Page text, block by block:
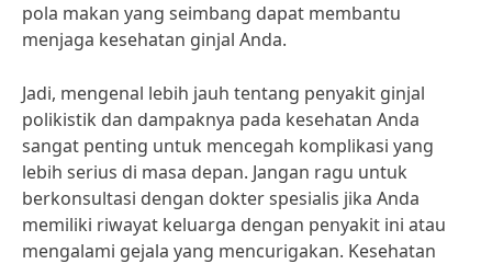
pola makan yang seimbang dapat membantu
menjaga kesehatan ginjal Anda.
Jadi, mengenal lebih jauh tentang penyakit ginjal
polikistik dan dampaknya pada kesehatan Anda
sangat penting untuk mencegah komplikasi yang
lebih serius di masa depan. Jangan ragu untuk
berkonsultasi dengan dokter spesialis jika Anda
memiliki riwayat keluarga dengan penyakit ini atau
mengalami gejala yang mencurigakan. Kesehatan